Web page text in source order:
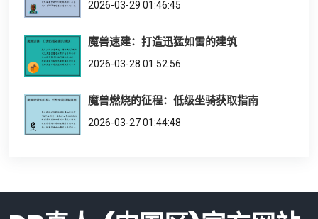
2026-03-29 01:46:45
魔兽速建：打造迅猛如雷的建筑
2026-03-28 01:52:56
魔兽燃烧的征程：低级坐骑获取指南
2026-03-27 01:44:48